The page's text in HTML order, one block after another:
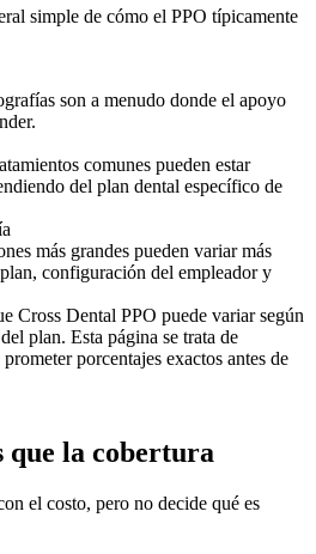
simple de cómo el PPO típicamente
son a menudo donde el apoyo
comunes pueden estar
del plan dental específico de
más grandes pueden variar más
configuración del empleador y
Cross Dental PPO puede variar según
plan. Esta página se trata de
porcentajes exactos antes de
que la cobertura
el costo, pero no decide qué es